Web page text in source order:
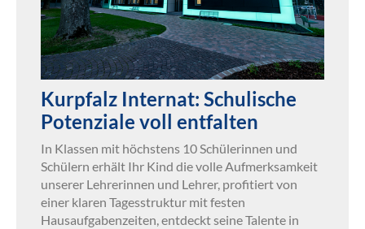
Kurpfalz Internat: Schulische
Potenziale voll entfalten
In Klassen mit höchstens 10 Schülerinnen und
Schülern erhält Ihr Kind die volle Aufmerksamkeit
unserer Lehrerinnen und Lehrer, profitiert von
einer klaren Tagesstruktur mit festen
Hausaufgabenzeiten, entdeckt seine Talente in